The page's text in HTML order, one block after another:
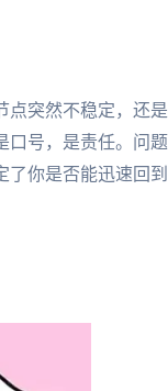
突然不稳定，还是
口号，是责任。问题
了你是否能迅速回到